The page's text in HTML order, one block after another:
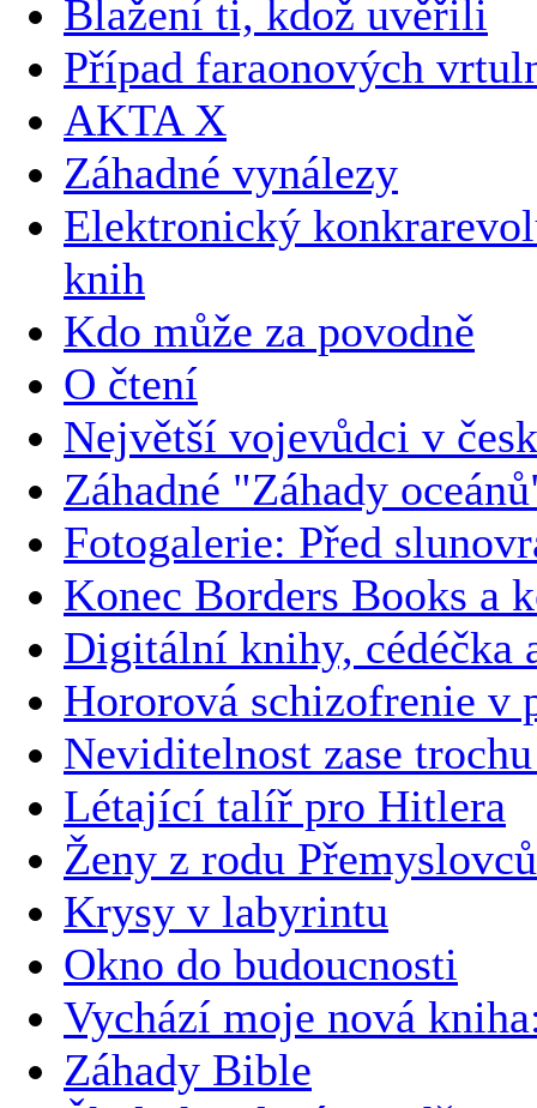
Blažení ti, kdož uvěřili
Případ faraonových
AKTA X
Záhadné vynálezy
Elektronický
knih
Kdo může za povodně
O čtení
Největší vojevůdci v
Záhadné "Záhady
Fotogalerie: Před
Konec Borders Books a
Digitální knihy, cédéčka
Hororová schizofrenie v
Neviditelnost zase
Létající talíř pro Hitlera
Ženy z rodu Přemyslovců
Krysy v labyrintu
Okno do budoucnosti
Vychází moje nová
Záhady Bible